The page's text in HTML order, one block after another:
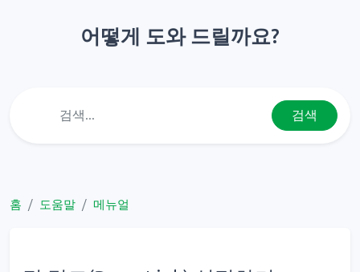
어떻게 도와 드릴까요?
검색
홈 도움말 메뉴얼